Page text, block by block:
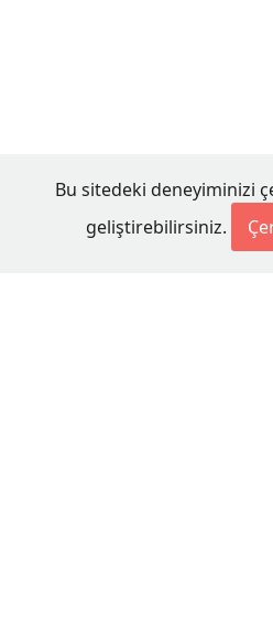
Bu sitedeki deneyiminizi
geliştirebilirsiniz.